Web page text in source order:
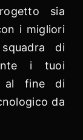
sia
i migliori
di
i tuoi
al fine di
da